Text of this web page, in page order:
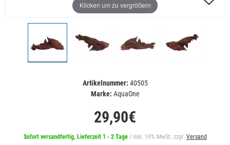
Klicken um zu vergrößern
Artikelnummer: 40505
Marke: AquaOne
29,90€
Sofort versandfertig, Lieferzeit 1 - 2 Tage / inkl. 19% MwSt. zzgl. Versand